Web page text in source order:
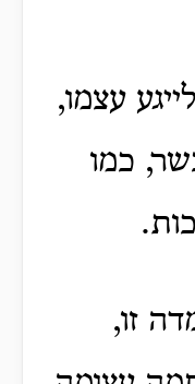
עצמו,
כמו
זו,